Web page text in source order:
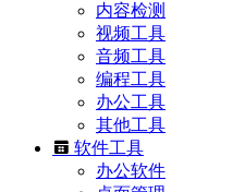
内容检测
视频工具
音频工具
编程工具
办公工具
其他工具
软件工具
办公软件